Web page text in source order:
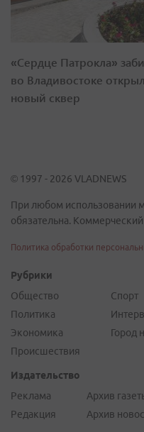
«Сердце Патрокла»
во Владивостоке
новый сквер
© 1997 - 2026 VLADNEWS
При любом использовании
обязательна.
Политика обработки
Рубрики
Общество
Политика
Экономика
Происшествия
Спорт
Город
Издательство
Реклама
Редакция
Архив
Архив